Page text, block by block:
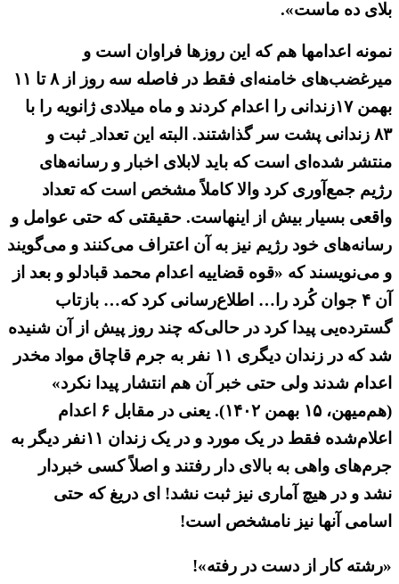
بلای ده ماست».
نمونه اعدامها هم که این روزها فراوان است و
میرغضب‌های خامنه‌ای فقط در فاصله سه روز از ۸ تا ۱۱
بهمن ۱۷زندانی را اعدام کردند و ماه میلادی ژانویه را با
۸۳ زندانی پشت سر گذاشتند. البته این تعداد ِ ثبت و
منتشر شده‌ای است که باید لابلای اخبار و رسانه‌های
رژیم جمع‌آوری کرد والا کاملاً مشخص است که تعداد
واقعی بسیار بیش از اینهاست. حقیقتی که حتی عوامل و
رسانه‌های خود رژیم نیز به آن اعتراف می‌کنند و می‌گویند
و می‌نویسند که «قوه قضاییه اعدام محمد قبادلو و بعد از
آن ۴ جوان کُرد را… اطلاع‌رسانی کرد که… بازتاب
گسترده‌یی پیدا کرد در حالی‌که چند روز پیش از آن شنیده
شد که در زندان دیگری ۱۱ نفر به جرم قاچاق مواد مخدر
اعدام شدند ولی حتی خبر آن هم انتشار پیدا نکرد»
(هم‌میهن، ۱۵ بهمن ۱۴۰۲). یعنی در مقابل ۶ اعدام
اعلام‌شده فقط در یک مورد و در یک زندان ۱۱نفر دیگر به
جرم‌های واهی به بالای دار رفتند و اصلاً کسی خبردار
نشد و در هیچ آماری نیز ثبت نشد! ای دریغ که حتی
اسامی آنها نیز نامشخص است!
«رشته کار از دست در رفته»!